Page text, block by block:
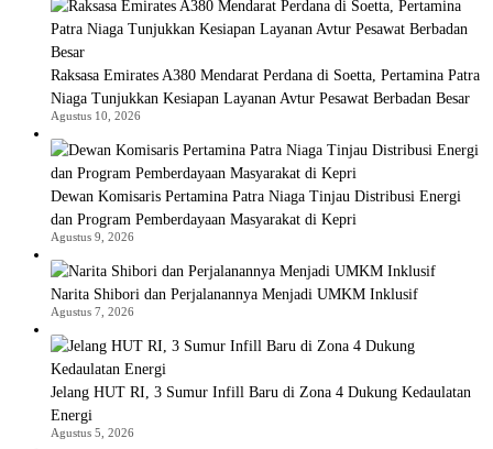
Raksasa Emirates A380 Mendarat Perdana di Soetta, Pertamina Patra
Niaga Tunjukkan Kesiapan Layanan Avtur Pesawat Berbadan Besar
Agustus 10, 2026
Dewan Komisaris Pertamina Patra Niaga Tinjau Distribusi Energi
dan Program Pemberdayaan Masyarakat di Kepri
Agustus 9, 2026
Narita Shibori dan Perjalanannya Menjadi UMKM Inklusif
Agustus 7, 2026
Jelang HUT RI, 3 Sumur Infill Baru di Zona 4 Dukung Kedaulatan
Energi
Agustus 5, 2026